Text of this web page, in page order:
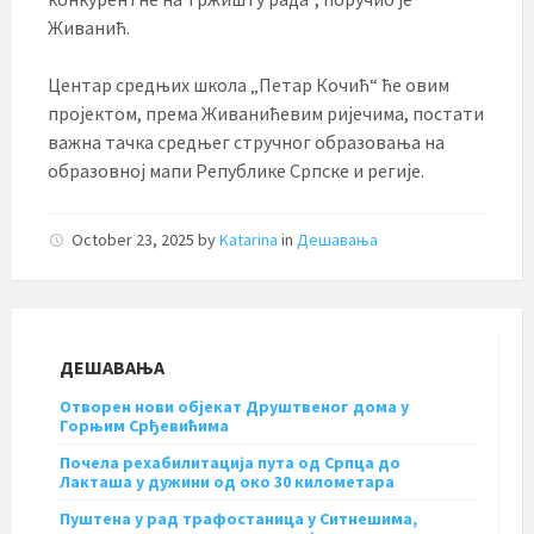
Живанић.
Центар средњих школа „Петар Кочић“ ће овим
пројектом, према Живанићевим ријечима, постати
важна тачка средњег стручног образовања на
образовној мапи Републике Српске и регије.
October 23, 2025 byKatarina in Дешавања
ДЕШАВАЊА
Отворен нови објекат Друштвеног дома у
Горњим Срђевићима
Почела рехабилитација пута од Српца до
Лакташа у дужини од око 30 километара
Пуштена у рад трафостаница у Ситнешима,